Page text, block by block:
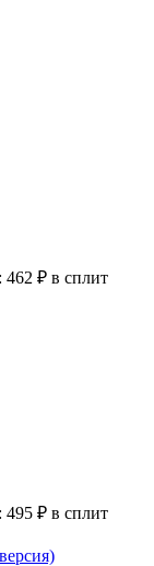
462 ₽ в сплит
495 ₽ в сплит